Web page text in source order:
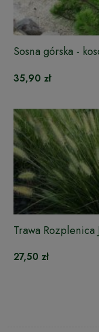
Sosna górska -
35,90 zł
Trawa Rozplenica
27,50 zł